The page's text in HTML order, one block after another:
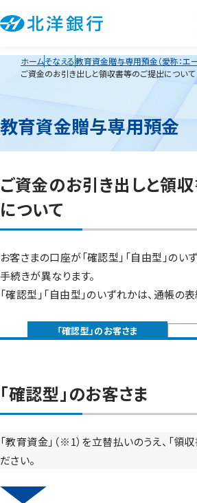
ホームそなえる教育資金贈与専用預金（愛称：エー
ご資金のお引き出しと領収書等のご提出について
教育資金贈与専用預金
ご資金のお引き出しと領
について
お客さまの口座が「確認型」「自由型」のい
手続きが異なります。
「確認型」「自由型」のいずれかは、通帳の
「確認型」のお客さま
「確認型」のお客さま
「教育資金」（※1）を立替払いのうえ、「領
ださい。
↓